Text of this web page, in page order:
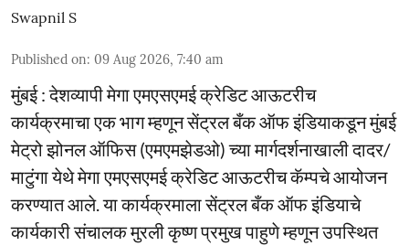
Swapnil S
Published on: 09 Aug 2026, 7:40 am
मुंबई : देशव्यापी मेगा एमएसएमई क्रेडिट आऊटरीच
कार्यक्रमाचा एक भाग म्हणून सेंट्रल बँक ऑफ इंडियाकडून मुंबई
मेट्रो झोनल ऑफिस (एमएमझेडओ) च्या मार्गदर्शनाखाली दादर/
माटुंगा येथे मेगा एमएसएमई क्रेडिट आऊटरीच कॅम्पचे आयोजन
करण्यात आले. या कार्यक्रमाला सेंट्रल बँक ऑफ इंडियाचे
कार्यकारी संचालक मुरली कृष्ण प्रमुख पाहुणे म्हणून उपस्थित